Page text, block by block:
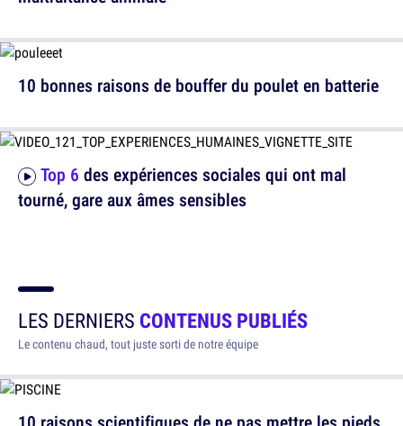
Top 6 des expériences sociales qui ont mal
tourné, gare aux âmes sensibles
10 bonnes raisons de bouffer du poulet en batterie
LES DERNIERS CONTENUS PUBLIÉS
Le contenu chaud, tout juste sorti de notre équipe